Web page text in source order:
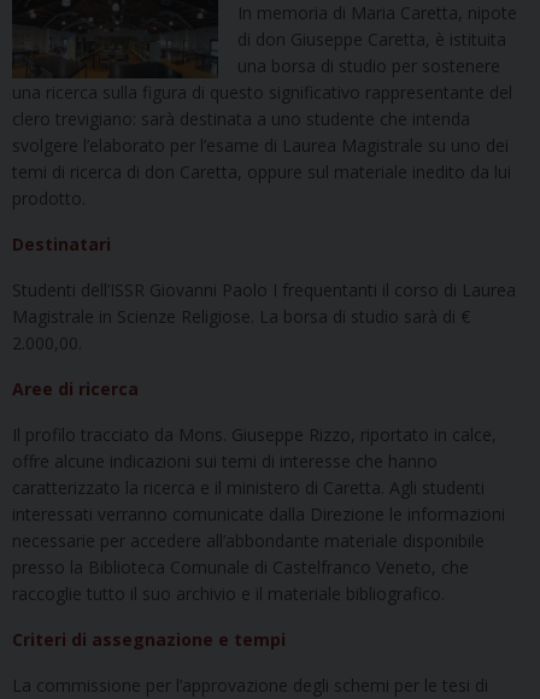
In memoria di Maria Caretta, nipote
di don Giuseppe Caretta, è istituita
una borsa di studio per sostenere
una ricerca sulla figura di questo significativo rappresentante del
clero trevigiano: sarà destinata a uno studente che intenda
svolgere l’elaborato per l’esame di Laurea Magistrale su uno dei
temi di ricerca di don Caretta, oppure sul materiale inedito da lui
prodotto.
Destinatari
Studenti dell’ISSR Giovanni Paolo I frequentanti il corso di Laurea
Magistrale in Scienze Religiose. La borsa di studio sarà di €
2.000,00.
Aree di ricerca
Il profilo tracciato da Mons. Giuseppe Rizzo, riportato in calce,
offre alcune indicazioni sui temi di interesse che hanno
caratterizzato la ricerca e il ministero di Caretta. Agli studenti
interessati verranno comunicate dalla Direzione le informazioni
necessarie per accedere all’abbondante materiale disponibile
presso la Biblioteca Comunale di Castelfranco Veneto, che
raccoglie tutto il suo archivio e il materiale bibliografico.
Criteri di assegnazione e tempi
La commissione per l’approvazione degli schemi per le tesi di